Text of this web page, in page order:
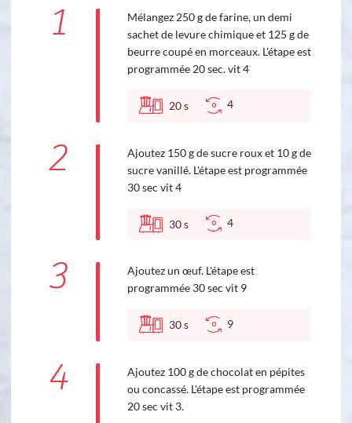
1
Mélangez 250 g de farine, un demi
sachet de levure chimique et 125 g de
beurre coupé en morceaux. L'étape est
programmée 20 sec. vit 4
20s 4
2
Ajoutez 150 g de sucre roux et 10 g de
sucre vanillé. L'étape est programmée
30 sec vit 4
30s 4
3
Ajoutez un œuf. L'étape est
programmée 30 sec vit 9
30s 9
4
Ajoutez 100 g de chocolat en pépites
ou concassé. L'étape est programmée
20 sec vit 3.